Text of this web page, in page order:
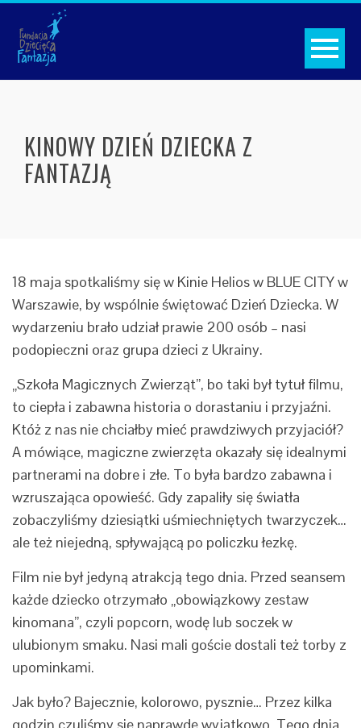
KINOWY DZIEŃ DZIECKA Z
FANTAZJĄ
18 maja spotkaliśmy się w Kinie Helios w BLUE CITY w
Warszawie, by wspólnie świętować Dzień Dziecka. W
wydarzeniu brało udział prawie 200 osób – nasi
podopieczni oraz grupa dzieci z Ukrainy.
„Szkoła Magicznych Zwierząt”, bo taki był tytuł filmu,
to ciepła i zabawna historia o dorastaniu i przyjaźni.
Któż z nas nie chciałby mieć prawdziwych przyjaciół?
A mówiące, magiczne zwierzęta okazały się idealnymi
partnerami na dobre i złe. To była bardzo zabawna i
wzruszająca opowieść. Gdy zapaliły się światła
zobaczyliśmy dziesiątki uśmiechniętych twarzyczek…
ale też niejedną, spływającą po policzku łezkę.
Film nie był jedyną atrakcją tego dnia. Przed seansem
każde dziecko otrzymało „obowiązkowy zestaw
kinomana”, czyli popcorn, wodę lub soczek w
ulubionym smaku. Nasi mali goście dostali też torby z
upominkami.
Jak było? Bajecznie, kolorowo, pysznie… Przez kilka